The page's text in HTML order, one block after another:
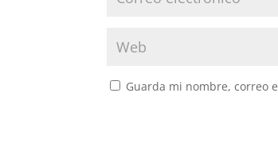
Guarda mi nombre, correo